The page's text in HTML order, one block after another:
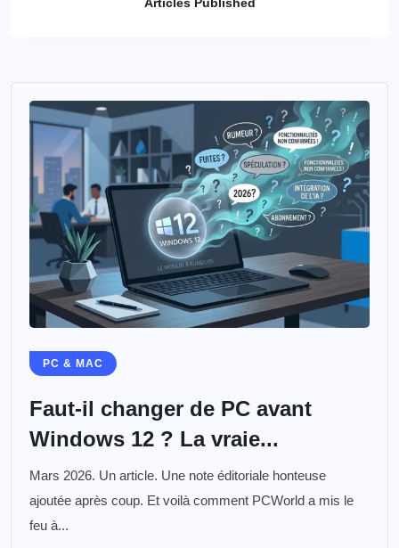
PC & MAC
Faut-il changer de PC avant
Windows 12 ? La vraie...
Mars 2026. Un article. Une note éditoriale honteuse
ajoutée après coup. Et voilà comment PCWorld a mis le
feu à...